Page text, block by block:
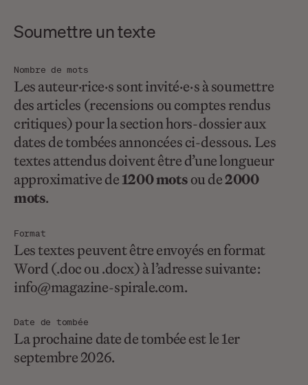
Soumettre un texte
Nombre de mots
Les auteur·rice·s sont invité·e·s à soumettre
des articles (recensions ou comptes rendus
critiques) pour la section hors-dossier aux
dates de tombées annoncées ci-dessous. Les
textes attendus doivent être d’une longueur
approximative de1200 motsou de2000
mots.
Format
Les textes peuvent être envoyés en format
Word (.doc ou .docx) à l’adresse suivante :
info@magazine-spirale.com.
Date de tombée
La prochaine date de tombée est le 1er
septembre 2026.